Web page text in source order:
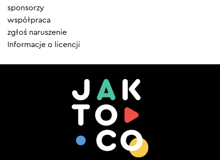
sponsorzy
współpraca
zgłoś naruszenie
Informacje o licencji